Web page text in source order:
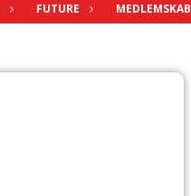
FUTURE MEDLEMSKAB